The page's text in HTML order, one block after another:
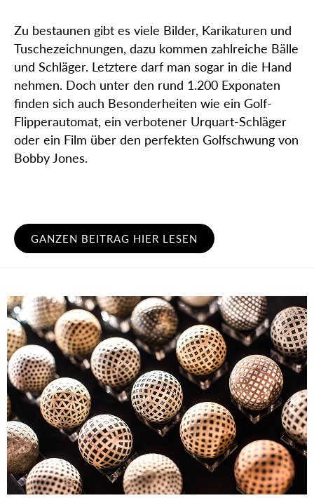
Zu bestaunen gibt es viele Bilder, Karikaturen und
Tuschezeichnungen, dazu kommen zahlreiche Bälle
und Schläger. Letztere darf man sogar in die Hand
nehmen. Doch unter den rund 1.200 Exponaten
finden sich auch Besonderheiten wie ein Golf-
Flipperautomat, ein verbotener Urquart-Schläger
oder ein Film über den perfekten Golfschwung von
Bobby Jones.
GANZEN BEITRAG HIER LESEN